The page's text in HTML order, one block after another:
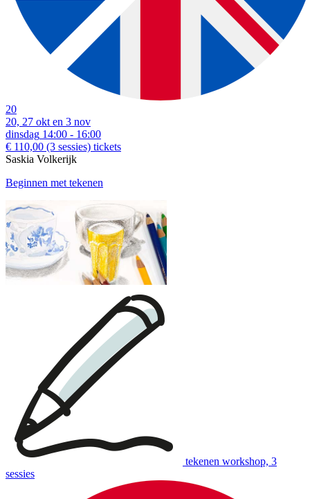
20
20, 27 okt en 3 nov
dinsdag 14:00 - 16:00
€ 110,00 (3 sessies) tickets
Saskia Volkerijk
Beginnen met tekenen
tekenen workshop, 3
sessies